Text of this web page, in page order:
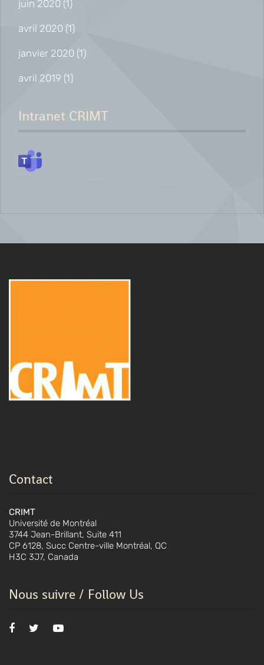
juin 2020 (1)
avril 2020 (1)
janvier 2020 (1)
avril 2019 (1)
Intranet CRIMT
Contact
CRIMT
Université de Montréal
3744 Jean-Brillant, Suite 411
CP 6128, Succ Centre-ville Montréal, QC
H3C 3J7, Canada
Nous suivre / Follow Us